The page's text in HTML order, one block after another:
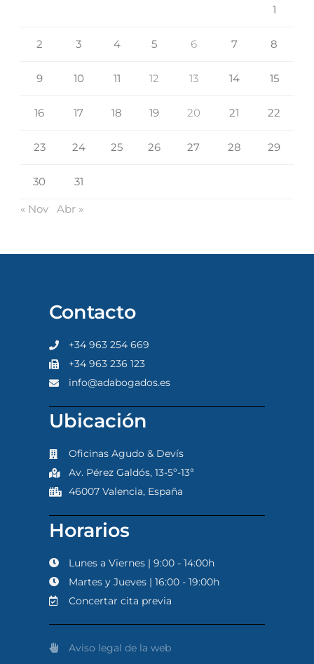
1
2 3 4 5 6 7 8
9 10 11 12 13 14 15
16 17 18 19 20 21 22
23 24 25 26 27 28 29
30 31
« Nov Abr »
Contacto
+34 963 254 669
+34 963 236 123
info@adabogados.es
Ubicación
Oficinas Agudo & Devís
Av. Pérez Galdós, 13-5º-13ª
46007 Valencia, España
Horarios
Lunes a Viernes | 9:00 - 14:00h
Martes y Jueves | 16:00 - 19:00h
Concertar cita previa
Aviso legal de la web